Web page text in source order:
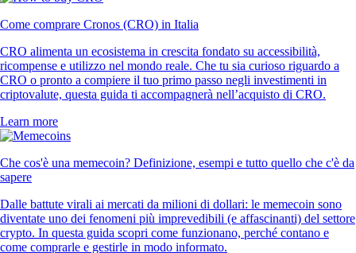
Come comprare Cronos (CRO) in Italia
CRO alimenta un ecosistema in crescita fondato su accessibilità,
ricompense e utilizzo nel mondo reale. Che tu sia curioso riguardo a
CRO o pronto a compiere il tuo primo passo negli investimenti in
criptovalute, questa guida ti accompagnerà nell’acquisto di CRO.
Learn more
Che cos'è una memecoin? Definizione, esempi e tutto quello che c'è da
sapere
Dalle battute virali ai mercati da milioni di dollari: le memecoin sono
diventate uno dei fenomeni più imprevedibili (e affascinanti) del settore
crypto. In questa guida scopri come funzionano, perché contano e
come comprarle e gestirle in modo informato.